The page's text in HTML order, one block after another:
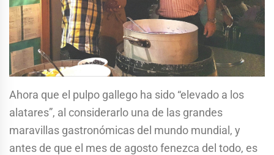
Ahora que el pulpo gallego ha sido “elevado a los
alatares”, al considerarlo una de las grandes
maravillas gastronómicas del mundo mundial, y
antes de que el mes de agosto fenezca del todo, es